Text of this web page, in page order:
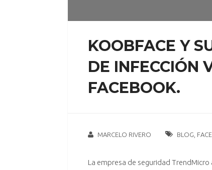
KOOBFACE Y
DE INFECCIÓN
FACEBOOK.
MARCELO RIVERO BLOG
La empresa de seguridad TrendMicro